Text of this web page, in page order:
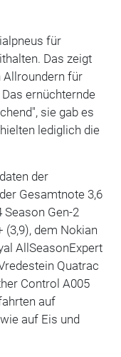
für
Das zeigt
Allroundern für
ernüchternde
sie gab es
lediglich die
der
Gesamtnote 3,6
Gen-2
(3,9), dem Nokian
AllSeasonExpert
Quatrac
Control A005
auf
auf Eis und